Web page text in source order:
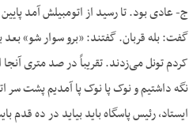
ج- عادی بود. تا رسید از اتومبیلش آمد
گفت: بله قربان. گفتند: «برو سوار شو»
کردم تونل می‌زدند. تقریباً در صد متری
نگه داشتیم و نوک پا نوک پا آمدیم پشت سر
ایستاد، رئیس پاسگاه باید بیاید در ده